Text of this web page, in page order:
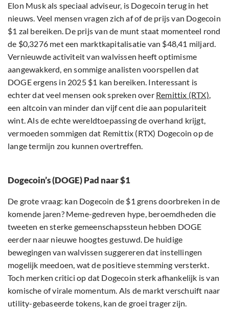
Elon Musk als speciaal adviseur, is Dogecoin terug in het
nieuws. Veel mensen vragen zich af of de prijs van Dogecoin
$1 zal bereiken. De prijs van de munt staat momenteel rond
de $0,3276 met een marktkapitalisatie van $48,41 miljard.
Vernieuwde activiteit van walvissen heeft optimisme
aangewakkerd, en sommige analisten voorspellen dat
DOGE ergens in 2025 $1 kan bereiken. Interessant is
echter dat veel mensen ook spreken over Remittix (RTX),
een altcoin van minder dan vijf cent die aan populariteit
wint. Als de echte wereldtoepassing de overhand krijgt,
vermoeden sommigen dat Remittix (RTX) Dogecoin op de
lange termijn zou kunnen overtreffen.
Dogecoin’s (DOGE) Pad naar $1
De grote vraag: kan Dogecoin de $1 grens doorbreken in de
komende jaren? Meme-gedreven hype, beroemdheden die
tweeten en sterke gemeenschapssteun hebben DOGE
eerder naar nieuwe hoogtes gestuwd. De huidige
bewegingen van walvissen suggereren dat instellingen
mogelijk meedoen, wat de positieve stemming versterkt.
Toch merken critici op dat Dogecoin sterk afhankelijk is van
komische of virale momentum. Als de markt verschuift naar
utility-gebaseerde tokens, kan de groei trager zijn.